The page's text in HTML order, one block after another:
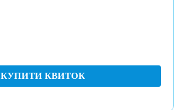
КУПИТИ КВИТОК